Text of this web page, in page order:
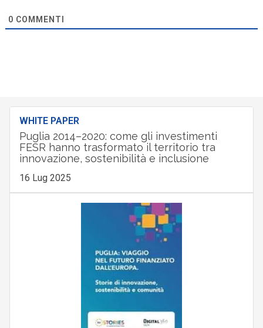
0 COMMENTI
WHITE PAPER
Puglia 2014–2020: come gli investimenti
FESR hanno trasformato il territorio tra
innovazione, sostenibilità e inclusione
16 Lug 2025